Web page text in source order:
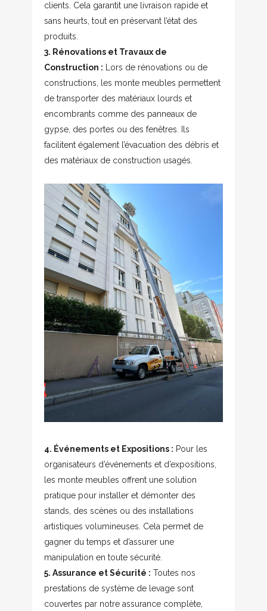
clients. Cela garantit une livraison rapide et
sans heurts, tout en préservant l’état des
produits.
3. Rénovations et Travaux de
Construction : Lors de rénovations ou de
constructions, les monte meubles permettent
de transporter des matériaux lourds et
encombrants comme des panneaux de
gypse, des portes ou des fenêtres. Ils
facilitent également l’évacuation des débris et
des matériaux de construction usagés.
4. Événements et Expositions : Pour les
organisateurs d’événements et d’expositions,
les monte meubles offrent une solution
pratique pour installer et démonter des
stands, des scènes ou des installations
artistiques volumineuses. Cela permet de
gagner du temps et d’assurer une
manipulation en toute sécurité.
5. Assurance et Sécurité : Toutes nos
prestations de système de levage sont
couvertes par notre assurance complète,